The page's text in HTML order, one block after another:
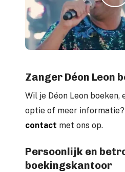
Zanger Déon Leon
Wil je Déon Leon boeken,
optie of meer
contact met ons op.
Persoonlijk en
boekingskantoor